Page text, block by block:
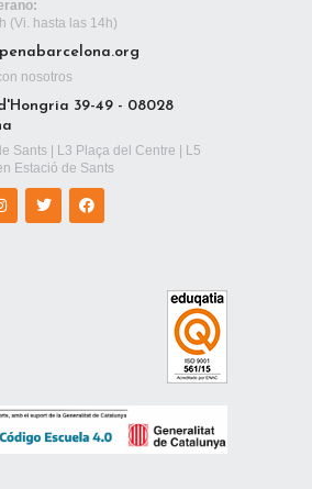
(Vi. hasta las 14h)
nosotros
39-49 - 08028
Sants | L3 Plaça del Centre | L5
Estació de Sants